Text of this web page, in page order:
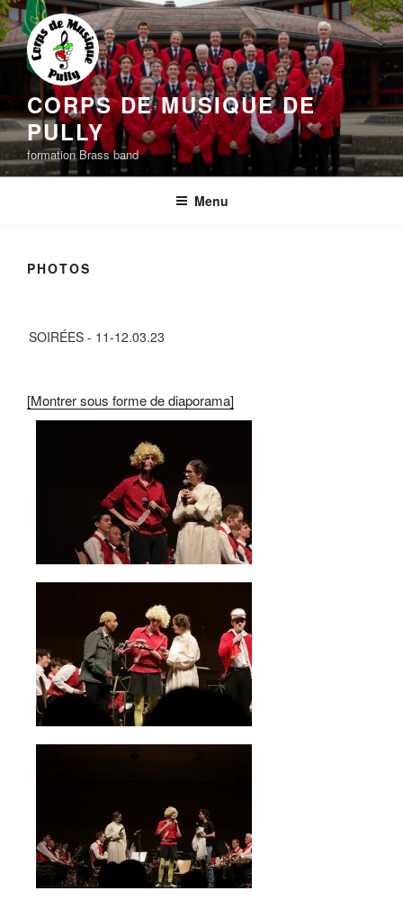
Aller
au
contenu
principal
CORPS DE MUSIQUE DE
PULLY
formation Brass band
Menu
PHOTOS
SOIRÉES - 11-12.03.23
[Montrer sous forme de diaporama]